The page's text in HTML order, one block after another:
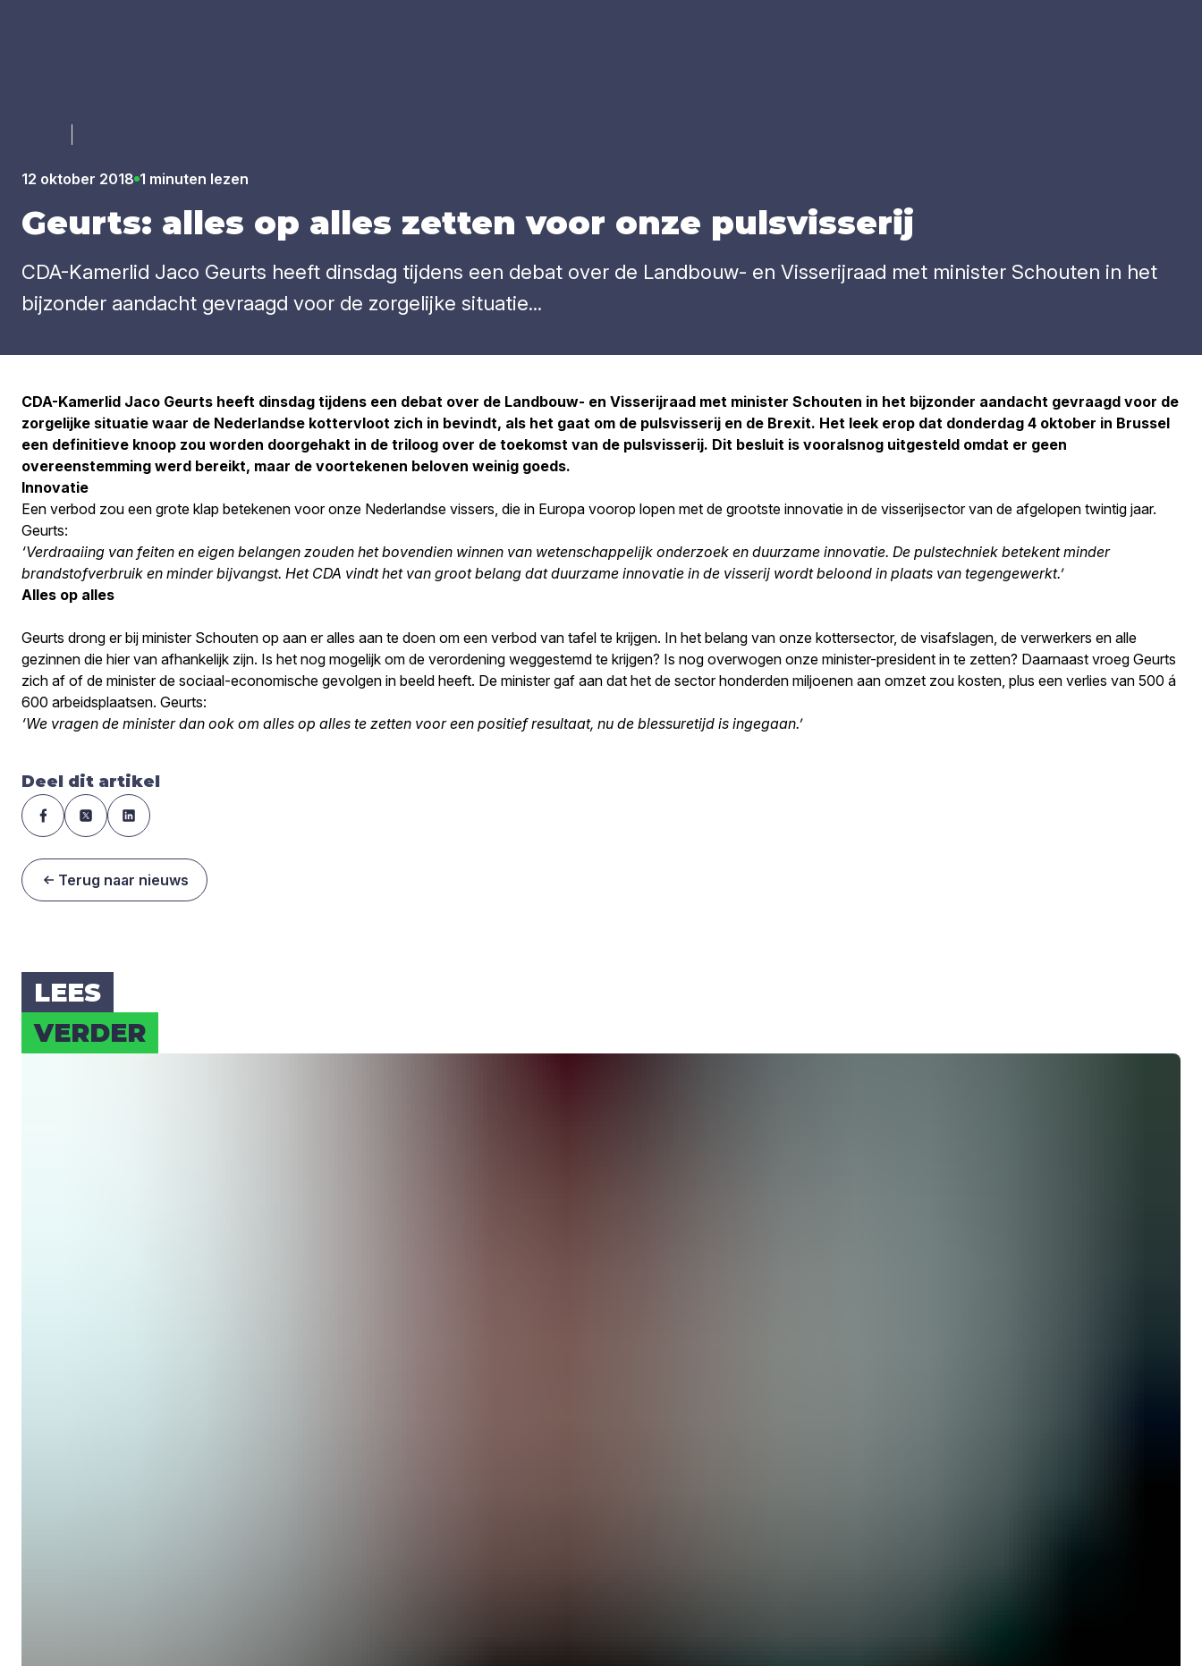
12 oktober 2018 1 minuten lezen
Geurts: alles op alles zet­ten voor onze puls­vis­se­rij
CDA-Kamerlid Jaco Geurts heeft dinsdag tijdens een debat over de Landbouw- en Visserijraad met minister Schouten in het
bijzonder aandacht gevraagd voor de zorgelijke situatie...
CDA-Kamerlid Jaco Geurts heeft dinsdag tijdens een debat over de Landbouw- en Visserijraad met minister Schouten in het bijzonder aandacht gevraagd voor de
zorgelijke situatie waar de Nederlandse kottervloot zich in bevindt, als het gaat om de pulsvisserij en de Brexit. Het leek erop dat donderdag 4 oktober in Brussel
een definitieve knoop zou worden doorgehakt in de triloog over de toekomst van de pulsvisserij. Dit besluit is vooralsnog uitgesteld omdat er geen
overeenstemming werd bereikt, maar de voortekenen beloven weinig goeds.
Innovatie
Een verbod zou een grote klap betekenen voor onze Nederlandse vissers, die in Europa voorop lopen met de grootste innovatie in de visserijsector van de afgelopen twintig jaar.
Geurts:
‘Verdraaiing van feiten en eigen belangen zouden het bovendien winnen van wetenschappelijk onderzoek en duurzame innovatie. De pulstechniek betekent minder
brandstofverbruik en minder bijvangst. Het CDA vindt het van groot belang dat duurzame innovatie in de visserij wordt beloond in plaats van tegengewerkt.’
Alles op alles
Geurts drong er bij minister Schouten op aan er alles aan te doen om een verbod van tafel te krijgen. In het belang van onze kottersector, de visafslagen, de verwerkers en alle
gezinnen die hier van afhankelijk zijn. Is het nog mogelijk om de verordening weggestemd te krijgen? Is nog overwogen onze minister-president in te zetten? Daarnaast vroeg Geurts
zich af of de minister de sociaal-economische gevolgen in beeld heeft. De minister gaf aan dat het de sector honderden miljoenen aan omzet zou kosten, plus een verlies van 500 á
600 arbeidsplaatsen. Geurts:
‘We vragen de minister dan ook om alles op alles te zetten voor een positief resultaat, nu de blessuretijd is ingegaan.’
Deel dit artikel
Terug naar nieuws
LEES
VER­DER